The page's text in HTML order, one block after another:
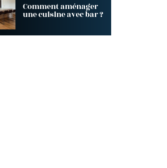
Comment aménager
une cuisine avec bar ?